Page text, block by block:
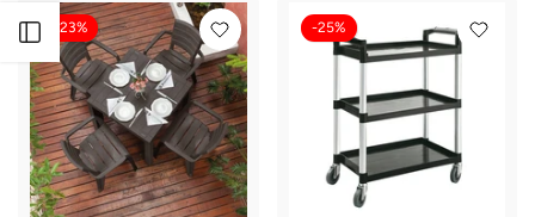
Abrir barra lateral
-23% -25%